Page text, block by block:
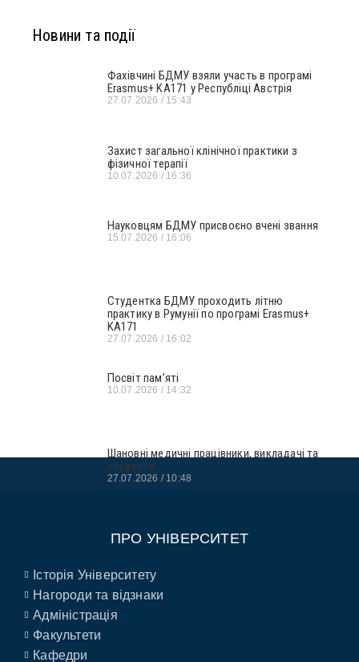
Новини та події
Фахівчині БДМУ взяли участь в програмі
Erasmus+ KA171 у Республіці Австрія
27.07.2026 15:43
Захист загальної клінічної практики з
фізичної терапії
10.07.2026 16:36
Науковцям БДМУ присвоєно вчені звання
15.07.2026 16:06
Студентка БДМУ проходить літню
практику в Румунії по програмі Erasmus+
KA171
27.07.2026 16:02
Посвіт пам’яті
10.07.2026 14:32
Шановні медичні працівники, викладачі та
студенти!
27.07.2026 10:48
ПРО УНІВЕРСИТЕТ
Історія Університету
Нагороди та відзнаки
Адміністрація
Факультети
Кафедри